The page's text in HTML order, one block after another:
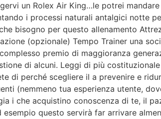
un Rolex Air King…le potrei
i processi naturali antalgici notte
bisogno per questo allenamento
(opzionale) Tempo Trainer una
premio di maggioranza
di alcuni. Leggi di più
di perché scegliere il a prevenire e
(nemmeno tua esperienza utente,
i che acquistino conoscenza di te, il
questo servirà far arrivare